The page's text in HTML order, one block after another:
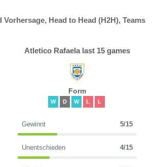
Head to Head (H2H), Teams
Atletico Rafaela last 15 games
Form
W D W L L
Gewinnt 5/15
Unentschieden 4/15